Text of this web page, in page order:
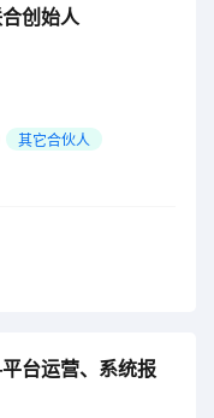
创始人
其它合伙人
台运营、系统报